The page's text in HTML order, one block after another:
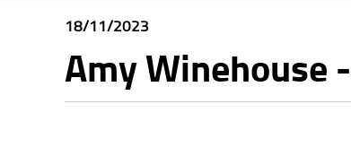
18/11/2023
Amy Winehouse